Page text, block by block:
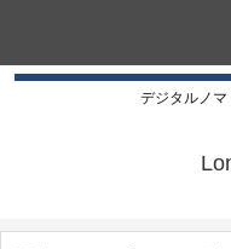
デジタルノ